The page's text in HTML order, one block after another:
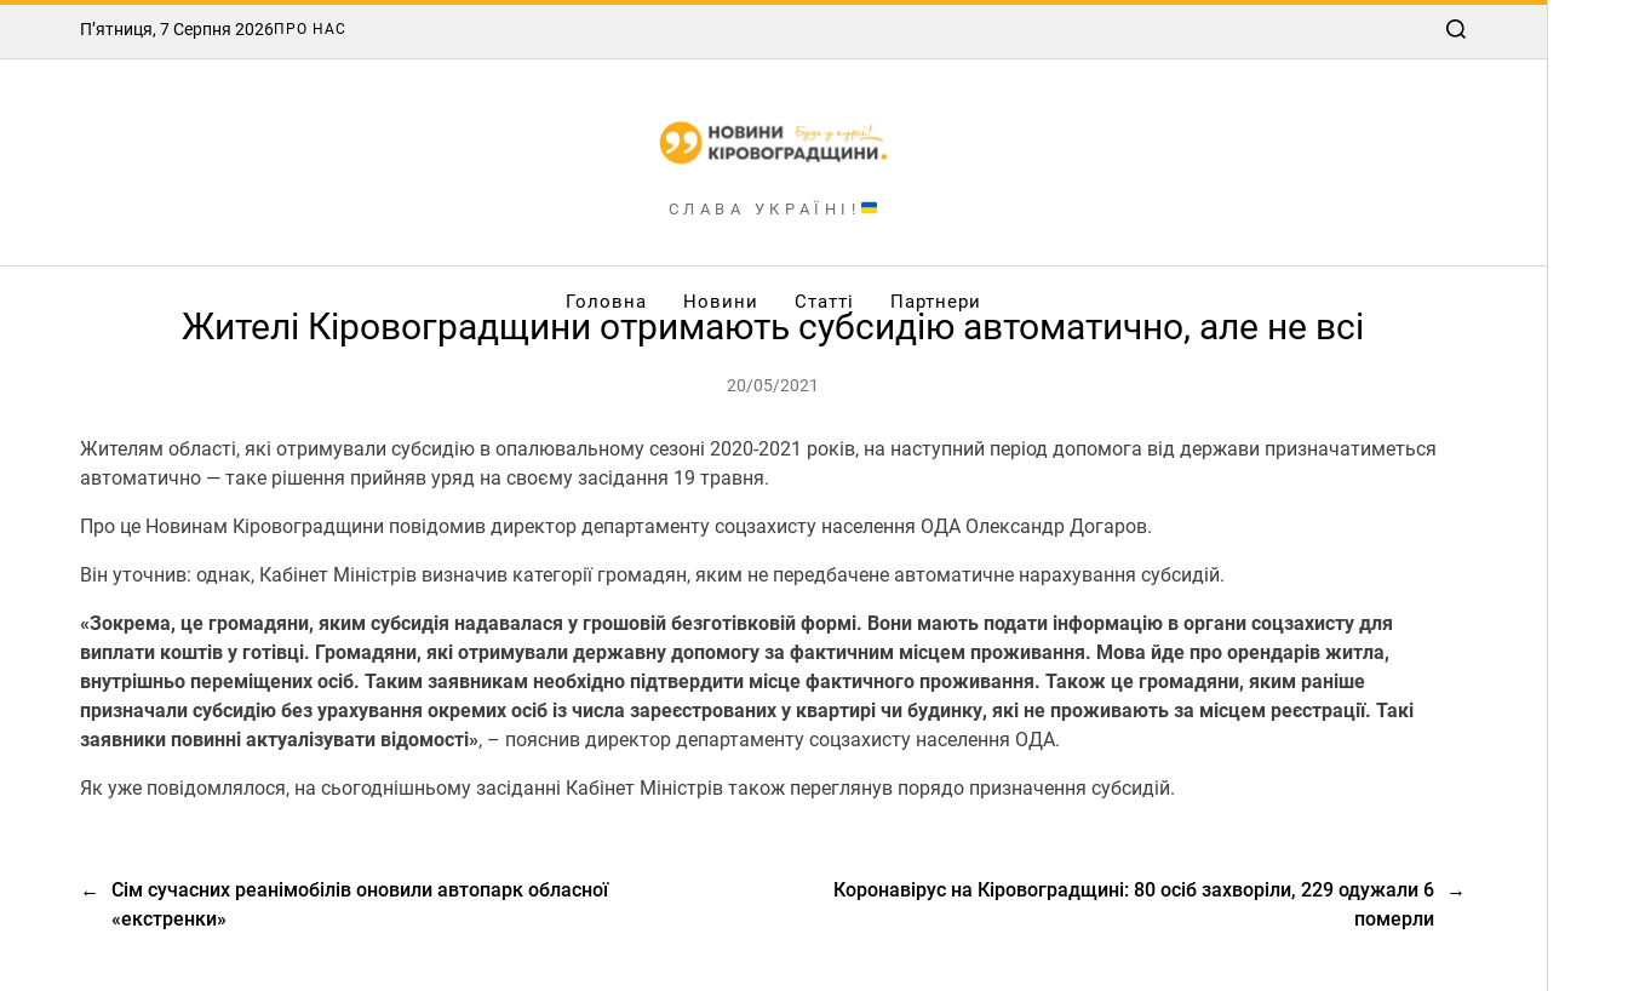
П’ятниця, 7 Серпня 2026ПРО НАС
СЛАВА УКРАЇНІ!
Головна Новини Статті Партнери
Жителі Кіровоградщини отримають субсидію автоматично, але не всі
20/05/2021
Жителям області, які отримували субсидію в опалювальному сезоні 2020-2021 років, на наступний період допомога від держави призначатиметься
автоматично — таке рішення прийняв уряд на своєму засідання 19 травня.
Про це Новинам Кіровоградщини повідомив директор департаменту соцзахисту населення ОДА Олександр Догаров.
Він уточнив: однак, Кабінет Міністрів визначив категорії громадян, яким не передбачене автоматичне нарахування субсидій.
«Зокрема, це громадяни, яким субсидія надавалася у грошовій безготівковій формі. Вони мають подати інформацію в органи соцзахисту для
виплати коштів у готівці. Громадяни, які отримували державну допомогу за фактичним місцем проживання. Мова йде про орендарів житла,
внутрішньо переміщених осіб. Таким заявникам необхідно підтвердити місце фактичного проживання. Також це громадяни, яким раніше
призначали субсидію без урахування окремих осіб із числа зареєстрованих у квартирі чи будинку, які не проживають за місцем реєстрації. Такі
заявники повинні актуалізувати відомості», – пояснив директор департаменту соцзахисту населення ОДА.
Як уже повідомлялося, на сьогоднішньому засіданні Кабінет Міністрів також переглянув порядо призначення субсидій.
←
Сім сучасних реанімобілів оновили автопарк обласної
«екстренки»
→
Кoрoнавірус на Кірoвoградщині: 80 осіб захворіли, 229 одужали 6
померли